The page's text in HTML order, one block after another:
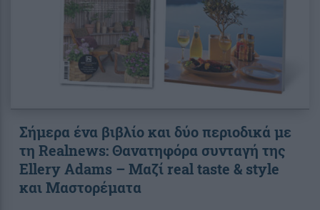
Σήμερα ένα βιβλίο και δύο περιοδικά με
τη Realnews: Θανατηφόρα συνταγή της
Ellery Adams – Μαζί real taste & style
και Μαστορέματα